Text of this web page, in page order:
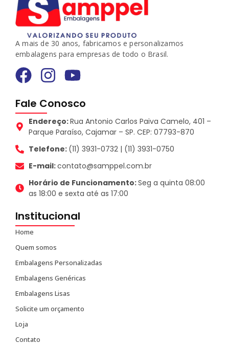
A mais de 30 anos, fabricamos e personalizamos
embalagens para empresas de todo o Brasil.
Fale Conosco
Endereço:Rua Antonio Carlos Paiva Camelo, 401 –
Parque Paraíso, Cajamar – SP. CEP: 07793-870
Telefone: (11) 3931-0732 | (11) 3931-0750
E-mail:contato@samppel.com.br
Horário de Funcionamento:Seg a quinta 08:00
as 18:00 e sexta até as 17:00
Institucional
Home
Quem somos
Embalagens Personalizadas
Embalagens Genéricas
Embalagens Lisas
Solicite um orçamento
Loja
Contato